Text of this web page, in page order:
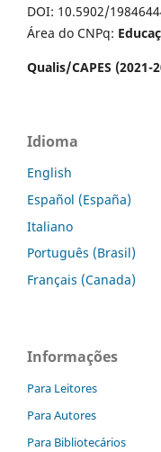
DOI: 10.5902/
Área do CNPq:
Qualis/CAPES (2021-
Idioma
English
Español (España)
Italiano
Português (Brasil)
Français (Canada)
Informações
Para Leitores
Para Autores
Para Bibliotecários